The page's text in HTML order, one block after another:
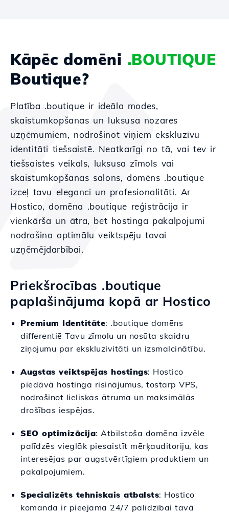
Kāpēc domēni .BOUTIQUE
Boutique?
Platība .boutique ir ideāla modes,
skaistumkopšanas un luksusa nozares
uzņēmumiem, nodrošinot viņiem ekskluzīvu
identitāti tiešsaistē. Neatkarīgi no tā, vai tev ir
tiešsaistes veikals, luksusa zīmols vai
skaistumkopšanas salons, domēns .boutique
izceļ tavu eleganci un profesionalitāti. Ar
Hostico, domēna .boutique reģistrācija ir
vienkārša un ātra, bet hostinga pakalpojumi
nodrošina optimālu veiktspēju tavai
uzņēmējdarbībai.
Priekšrocības .boutique
paplašinājuma kopā ar Hostico
Premium Identitāte: .boutique domēns
differentiē Tavu zīmolu un nosūta skaidru
ziņojumu par ekskluzivitāti un izsmalcinātību.
Augstas veiktspējas hostings: Hostico
piedāvā hostinga risinājumus, tostarp VPS,
nodrošinot lieliskas ātruma un maksimālās
drošības iespējas.
SEO optimizācija: Atbilstoša domēna izvēle
palīdzēs vieglāk piesaistīt mērķauditoriju, kas
interesējas par augstvērtīgiem produktiem un
pakalpojumiem.
Specializēts tehniskais atbalsts: Hostico
komanda ir pieejama 24/7 palīdzībai tavā